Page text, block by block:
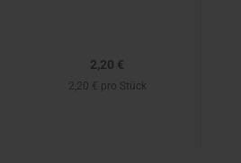
2,20 €
2,20 € pro Stück